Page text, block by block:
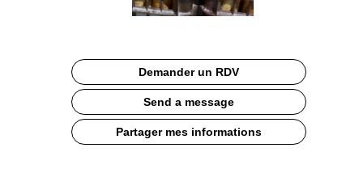
Demander un RDV
Send a message
Partager mes informations